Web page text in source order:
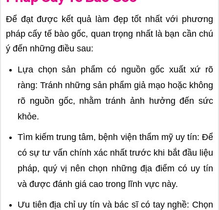
Để đạt được kết quả làm đẹp tốt nhất với phương
pháp cấy tế bào gốc, quan trọng nhất là bạn cần chú
ý đến những điều sau:
Lựa chọn sản phẩm có nguồn gốc xuất xứ rõ
ràng: Tránh những sản phẩm giả mạo hoặc không
rõ nguồn gốc, nhằm tránh ảnh hưởng đến sức
khỏe.
Tìm kiếm trung tâm, bệnh viện thẩm mỹ uy tín: Để
có sự tư vấn chính xác nhất trước khi bắt đầu liệu
pháp, quý vị nên chọn những địa điểm có uy tín
và được đánh giá cao trong lĩnh vực này.
Ưu tiên địa chỉ uy tín và bác sĩ có tay nghề: Chọn